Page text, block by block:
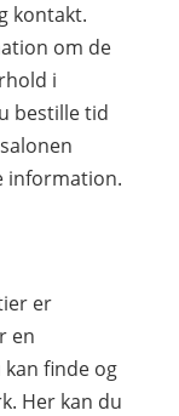
kontakt.
om de
i
bestille tid
information.
er
en
finde og
Her kan du